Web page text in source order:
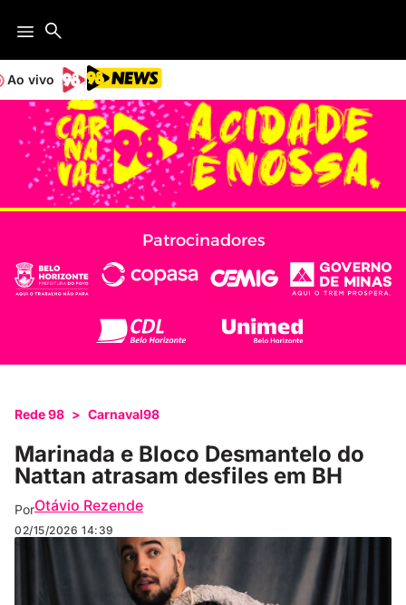
Ao vivo
Patrocinadores
Rede 98 > Carnaval98
Marinada e Bloco Desmantelo do
Nattan atrasam desfiles em BH
PorOtávio Rezende
02/15/2026 14:39